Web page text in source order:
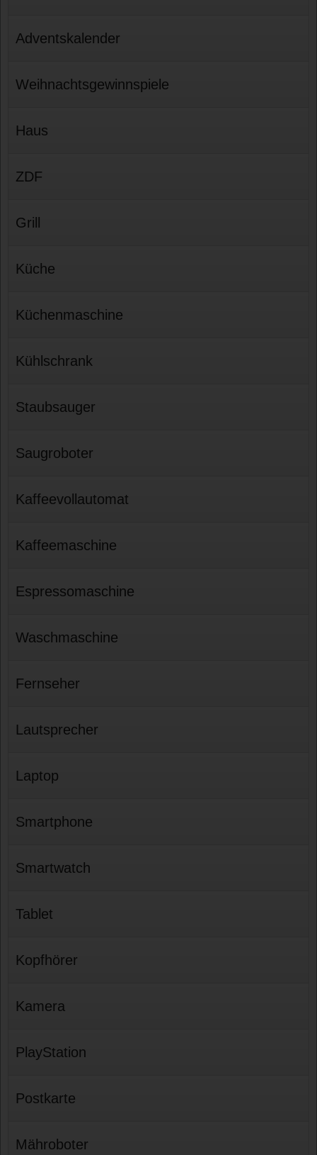
Adventskalender
Weihnachtsgewinnspiele
Haus
ZDF
Grill
Küche
Küchenmaschine
Kühlschrank
Staubsauger
Saugroboter
Kaffeevollautomat
Kaffeemaschine
Espressomaschine
Waschmaschine
Fernseher
Lautsprecher
Laptop
Smartphone
Smartwatch
Tablet
Kopfhörer
Kamera
PlayStation
Postkarte
Mähroboter